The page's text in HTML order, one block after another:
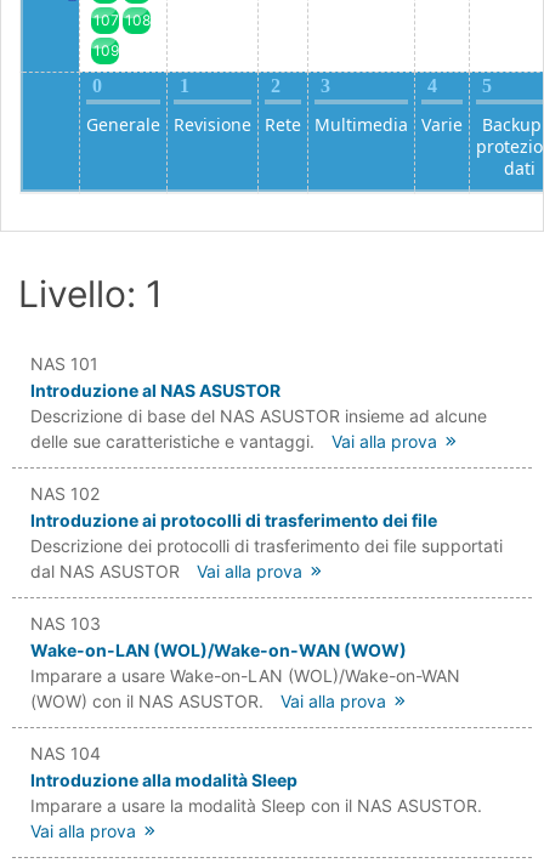
107 108
109
0
Generale
1
Revisione
2
Rete
3
Multimedia
4
Varie
5
dati
Livello: 1
NAS 101
Introduzione al NAS ASUSTOR
Descrizione di base del NAS ASUSTOR insieme ad alcune
delle sue caratteristiche e vantaggi.
Vai alla prova
NAS 102
Introduzione ai protocolli di trasferimento dei file
Descrizione dei protocolli di trasferimento dei file supportati
dal NAS ASUSTOR
Vai alla prova
NAS 103
Wake-on-LAN (WOL)/Wake-on-WAN (WOW)
Imparare a usare Wake-on-LAN (WOL)/Wake-on-WAN
(WOW) con il NAS ASUSTOR.
Vai alla prova
NAS 104
Introduzione alla modalità Sleep
Imparare a usare la modalità Sleep con il NAS ASUSTOR.
Vai alla prova